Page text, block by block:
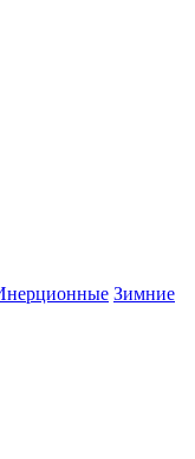
Зимние